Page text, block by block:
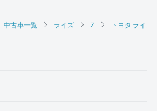
中古車一覧 ライズ Z トヨタ ライ